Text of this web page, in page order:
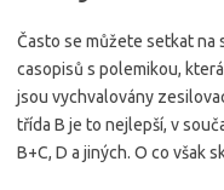
Často se můžete setkat
casopisů s polemikou,
jsou vychvalovány
třída B je to nejlepší, v
B+C, D a jiných. O co však